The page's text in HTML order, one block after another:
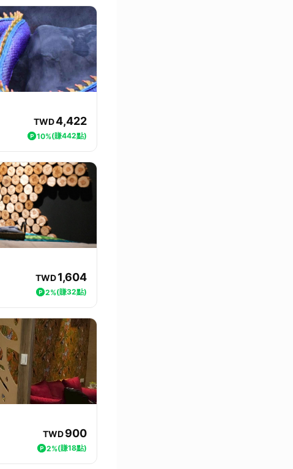
TWD4,422
10%(賺442點)
TWD1,604
2%(賺32點)
TWD900
2%(賺18點)